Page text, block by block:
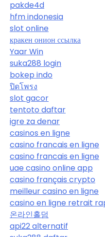
pakde4d
hfm indonesia
slot online
кракен онион ссылка
Yaar Win
suka288 login
bokep indo
ปิดโพรง
slot gacor
tentoto daftar
igre za denar
casinos en ligne
casino francais en ligne
casino francais en ligne
uae casino online app
casino français crypto
meilleur casino en ligne
casino en ligne retrait
온라인홀덤
api22 alternatif